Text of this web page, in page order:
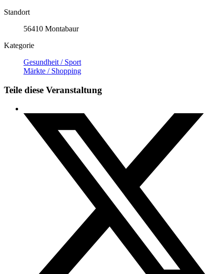
Standort
56410 Montabaur
Kategorie
Gesundheit / Sport
Märkte / Shopping
Teile diese Veranstaltung